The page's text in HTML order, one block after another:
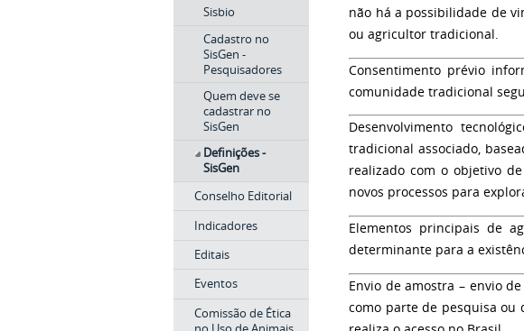
Sisbio
Cadastro no
SisGen -
Pesquisadores
Quem deve se
cadastrar no
SisGen
Definições -
SisGen
Conselho Editorial
Indicadores
Editais
Eventos
Comissão de Ética
não há a possibilidade de
ou agricultor tradicional.
Consentimento prévio
comunidade tradicional
Desenvolvimento
tradicional associado,
realizado com o objetivo
novos processos para
Elementos principais de
determinante para a
Envio de amostra – envio
como parte de pesquisa ou